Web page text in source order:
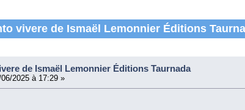
vivere de Ismaël Lemonnier Éditions
de Ismaël Lemonnier Éditions Taurnada
2025 à 17:29 »